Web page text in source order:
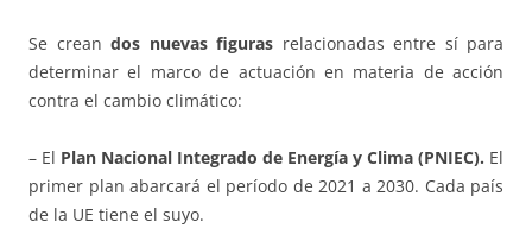
Se crean dos nuevas figuras relacionadas entre sí para
determinar el marco de actuación en materia de acción
contra el cambio climático:
– El Plan Nacional Integrado de Energía y Clima (PNIEC). El
primer plan abarcará el período de 2021 a 2030. Cada país
de la UE tiene el suyo.